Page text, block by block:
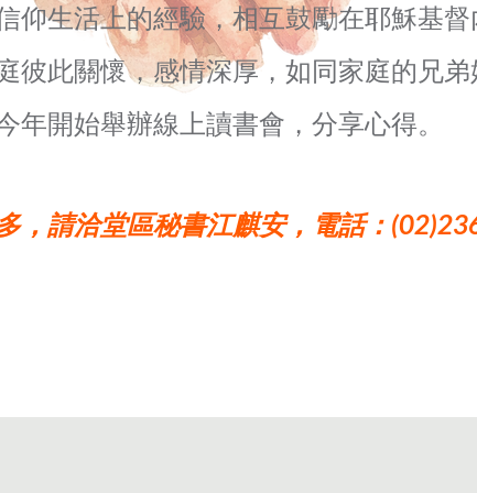
仰生活上的經驗，相互鼓勵在耶穌基
彼此關懷，感情深厚，如同家庭的兄
年開始舉辦線上讀書會，分享心得。
，請洽堂區秘書江麒安，電話：